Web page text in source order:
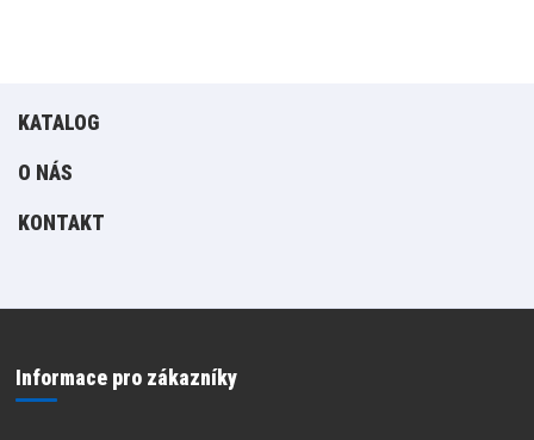
KATALOG
O NÁS
KONTAKT
Informace pro zákazníky